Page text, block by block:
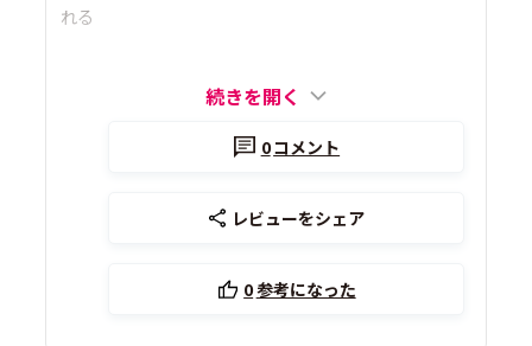
れる
続きを開く
0コメント
レビューをシェア
0参考になった